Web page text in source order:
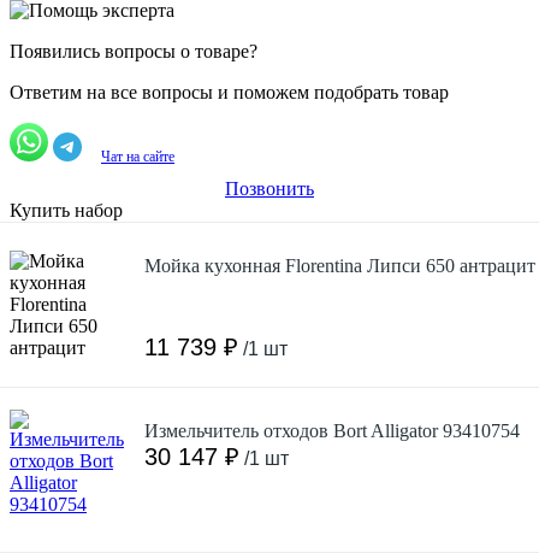
Появились вопросы о товаре?
Ответим на все вопросы и поможем подобрать товар
Чат на сайте
Позвонить
Купить набор
Мойка кухонная Florentina Липси 650 антрацит
11 739 ₽ /1 шт
Измельчитель отходов Bort Alligator 93410754
30 147 ₽ /1 шт